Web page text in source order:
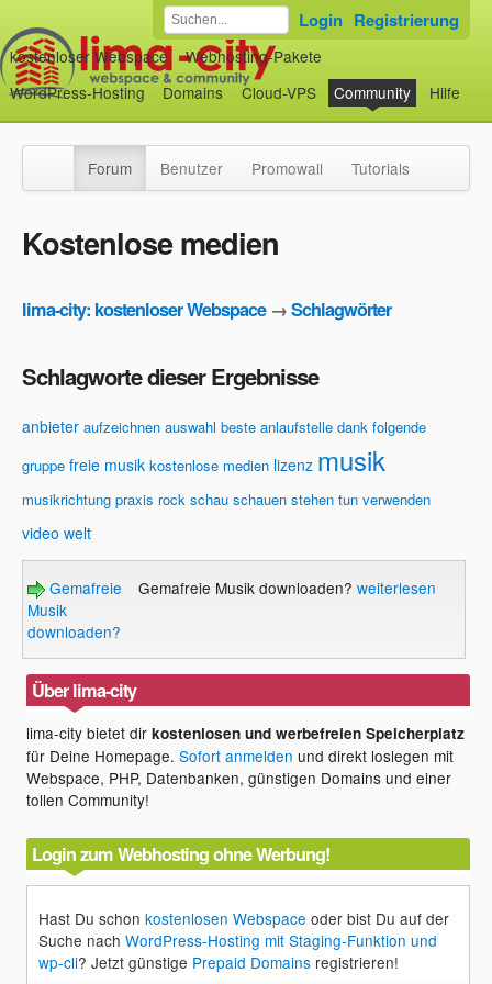
kostenloser Webspace
Webhosting-Pakete
WordPress-Hosting
Domains Cloud-VPS Community Hilfe
Login Registrierung
Forum Benutzer Promowall Tutorials
Kostenlose medien
lima-city: kostenloser Webspace→Schlagwörter
Schlagworte dieser Ergebnisse
anbieter aufzeichnen auswahl beste anlaufstelle dank folgende
gruppe freie musik kostenlose medien lizenz musik
musikrichtung praxis rock schau schauen stehen tun verwenden
video welt
Gemafreie
Musik
downloaden?
Gemafreie Musik downloaden? weiterlesen
Über lima-city
lima-city bietet dirkostenlosen und werbefreien Speicherplatz
für Deine Homepage.Sofort anmelden und direkt loslegen mit
Webspace, PHP, Datenbanken, günstigen Domains und einer
tollen Community!
Login zum Webhosting ohne Werbung!
Hast Du schonkostenlosen Webspace oder bist Du auf der
Suche nachWordPress-Hosting mit Staging-Funktion und
wp-cli? Jetzt günstige Prepaid Domains registrieren!